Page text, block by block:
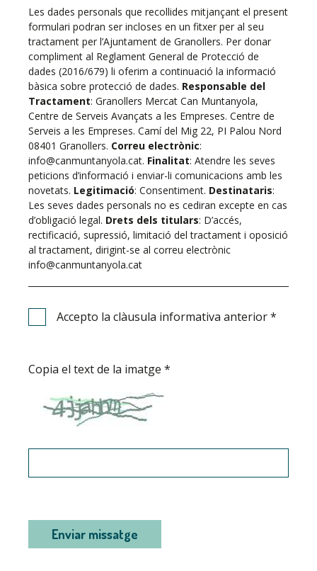
Les dades personals que recollides mitjançant el present
formulari podran ser incloses en un fitxer per al seu
tractament per l’Ajuntament de Granollers. Per donar
compliment al Reglament General de Protecció de
dades (2016/679) li oferim a continuació la informació
bàsica sobre protecció de dades. Responsable del
Tractament: Granollers Mercat Can Muntanyola,
Centre de Serveis Avançats a les Empreses. Centre de
Serveis a les Empreses. Camí del Mig 22, PI Palou Nord
08401 Granollers. Correu electrònic:
info@canmuntanyola.cat. Finalitat: Atendre les seves
peticions d’informació i enviar-li comunicacions amb les
novetats. Legitimació: Consentiment. Destinataris:
Les seves dades personals no es cediran excepte en cas
d’obligació legal. Drets dels titulars: D’accés,
rectificació, supressió, limitació del tractament i oposició
al tractament, dirigint-se al correu electrònic
info@canmuntanyola.cat
Accepto la clàusula informativa anterior*
Copia el text de la imatge *
Enviar missatge